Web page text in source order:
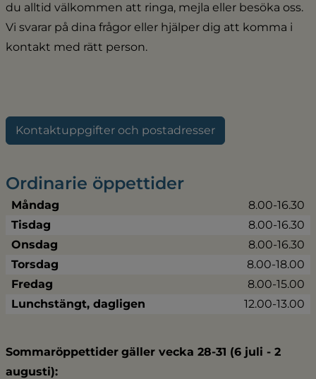
du alltid välkommen att ringa, mejla eller besöka oss.
Vi svarar på dina frågor eller hjälper dig att komma i
kontakt med rätt person.
Kontaktuppgifter och postadresser
Ordinarie öppettider
Måndag
8.00-16.30
Tisdag
8.00-16.30
Onsdag
8.00-16.30
Torsdag
8.00-18.00
Fredag
8.00-15.00
Lunchstängt, dagligen
12.00-13.00
Sommaröppettider gäller vecka 28-31 (6 juli - 2
augusti):